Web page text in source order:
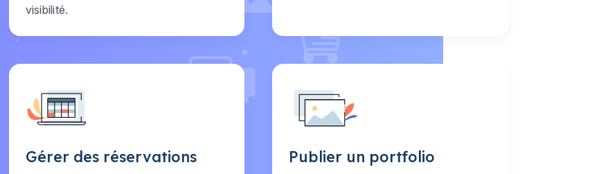
visibilité.
Gérer des réservations Publier un portfolio